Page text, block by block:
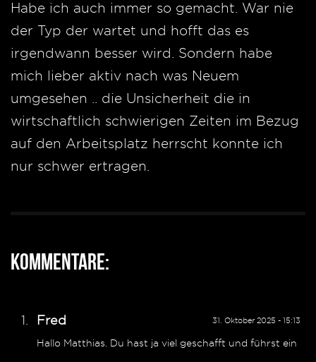
Habe ich auch immer so gemacht. War nie
der Typ der wartet und hofft das es
irgendwann besser wird. Sondern habe
mich lieber aktiv nach was Neuem
umgesehen .. die Unsicherheit die in
wirtschaftlich schwierigen Zeiten im Bezug
auf den Arbeitsplatz herrscht konnte ich
nur schwer ertragen.
Kommentare:
31. Oktober 2025 - 15:13
Fred
Hallo Matthias. Du hast ja viel geschafft und führst ein